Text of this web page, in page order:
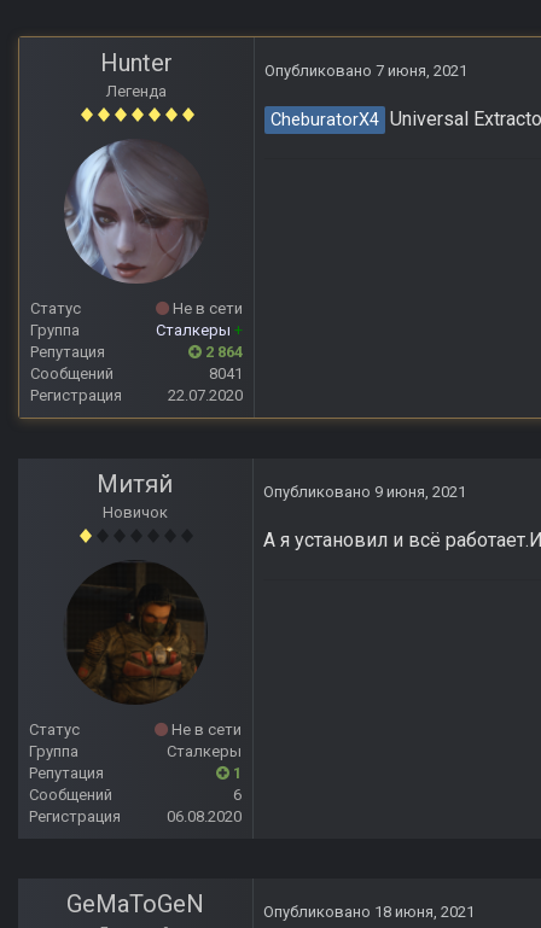
Hunter
Легенда
Статус
Не в сети
Группа
Сталкеры +
Репутация
2 864
Сообщений
8041
Регистрация
22.07.2020
Опубликовано 7 июня, 2021
CheburatorX4 Universal
Митяй
Новичок
Статус
Не в сети
Группа
Сталкеры
Репутация
1
Сообщений
6
Регистрация
06.08.2020
Опубликовано 9 июня, 2021
А я установил и всё
GeMaToGeN Опубликовано 18 июня, 2021